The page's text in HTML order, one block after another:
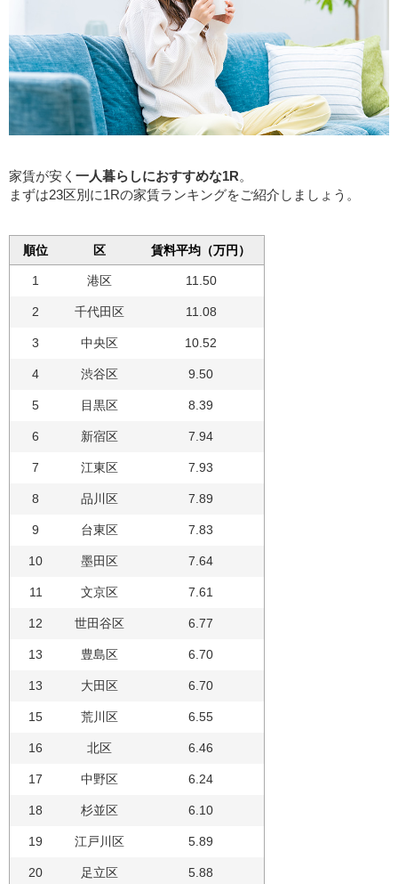
家賃が安く 一人暮らしにおすすめな1R。
まずは23区別に1Rの家賃ランキングをご紹介しましょう。
順位 区 賃料平均（万円）
1 港区 11.50
2 千代田区 11.08
3 中央区 10.52
4 渋谷区 9.50
5 目黒区 8.39
6 新宿区 7.94
7 江東区 7.93
8 品川区 7.89
9 台東区 7.83
10 墨田区 7.64
11 文京区 7.61
12 世田谷区 6.77
13 豊島区 6.70
13 大田区 6.70
15 荒川区 6.55
16 北区 6.46
17 中野区 6.24
18 杉並区 6.10
19 江戸川区 5.89
20 足立区 5.88